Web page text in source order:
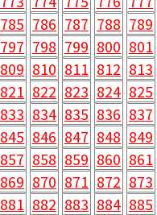
785 786 787 788 789
797 798 799 800 801
809 810 811 812 813
821 822 823 824 825
833 834 835 836 837
845 846 847 848 849
857 858 859 860 861
869 870 871 872 873
881 882 883 884 885